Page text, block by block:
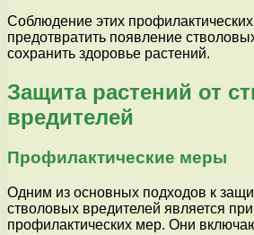
Соблюдение этих
предотвратить появление
сохранить здоровье растений.
Защита растений от
вредителей
Профилактические меры
Одним из основных подходов к
стволовых вредителей является
профилактических мер. Они